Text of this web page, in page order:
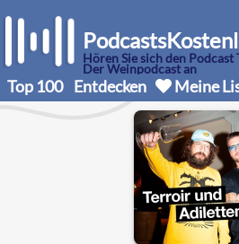
Hören Sie sich den
Der Weinpodcast an
Top 100 Entdecken Meine